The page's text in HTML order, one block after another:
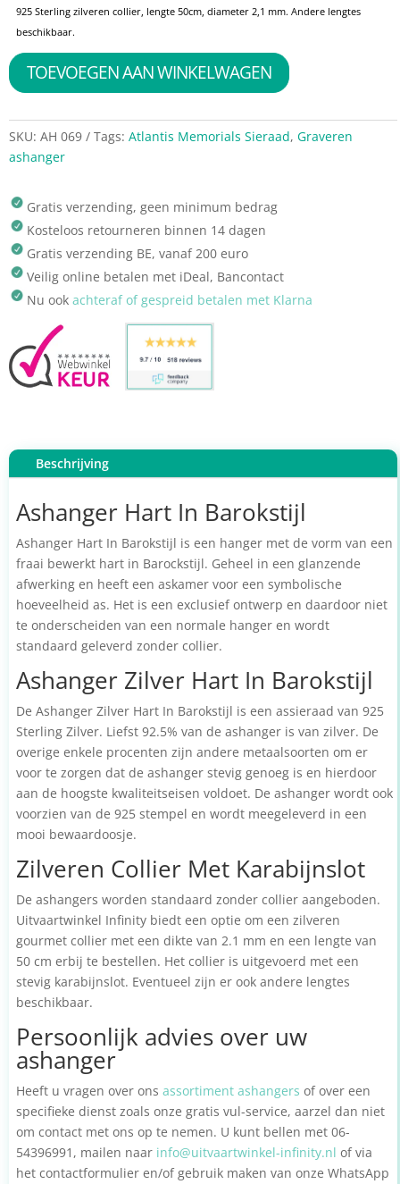
925 Sterling zilveren collier, lengte 50cm, diameter 2,1 mm. Andere lengtes
beschikbaar.
TOEVOEGEN AAN WINKELWAGEN
SKU: AH 069 Tags: Atlantis Memorials Sieraad, Graveren
ashanger
Gratis verzending, geen minimum bedrag
Kosteloos retourneren binnen 14 dagen
Gratis verzending BE, vanaf 200 euro
Veilig online betalen met iDeal, Bancontact
Nu ook achteraf of gespreid betalen met Klarna
Beschrijving
Ashanger Hart In Barokstijl
Ashanger Hart In Barokstijl is een hanger met de vorm van een
fraai bewerkt hart in Barockstijl. Geheel in een glanzende
afwerking en heeft een askamer voor een symbolische
hoeveelheid as. Het is een exclusief ontwerp en daardoor niet
te onderscheiden van een normale hanger en wordt
standaard geleverd zonder collier.
Ashanger Zilver Hart In Barokstijl
De Ashanger Zilver Hart In Barokstijl is een assieraad van 925
Sterling Zilver. Liefst 92.5% van de ashanger is van zilver. De
overige enkele procenten zijn andere metaalsoorten om er
voor te zorgen dat de ashanger stevig genoeg is en hierdoor
aan de hoogste kwaliteitseisen voldoet. De ashanger wordt ook
voorzien van de 925 stempel en wordt meegeleverd in een
mooi bewaardoosje.
Zilveren Collier Met Karabijnslot
De ashangers worden standaard zonder collier aangeboden.
Uitvaartwinkel Infinity biedt een optie om een zilveren
gourmet collier met een dikte van 2.1 mm en een lengte van
50 cm erbij te bestellen. Het collier is uitgevoerd met een
stevig karabijnslot. Eventueel zijn er ook andere lengtes
beschikbaar.
Persoonlijk advies over uw
ashanger
Heeft u vragen over ons assortiment ashangers of over een
specifieke dienst zoals onze gratis vul-service, aarzel dan niet
om contact met ons op te nemen. U kunt bellen met 06-
54396991, mailen naar info@uitvaartwinkel-infinity.nl of via
het contactformulier en/of gebruik maken van onze WhatsApp